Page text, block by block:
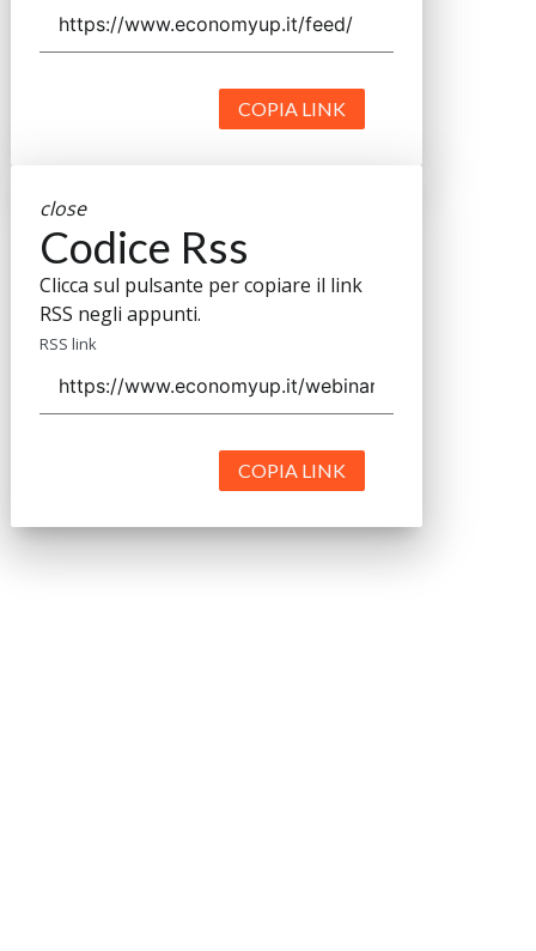
COPIA LINK
close
Codice Rss
Clicca sul pulsante per copiare il link
RSS negli appunti.
RSS link
COPIA LINK